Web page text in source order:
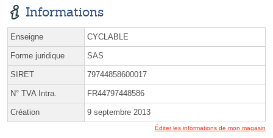
Informations
Enseigne CYCLABLE
Forme juridique SAS
SIRET 79744858600017
N° TVA Intra. FR44797448586
Création 9 septembre 2013
Éditer les informations de mon magasin